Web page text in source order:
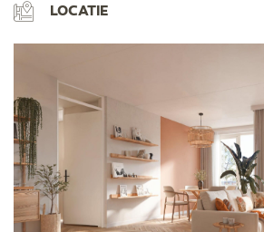
LOCATIE